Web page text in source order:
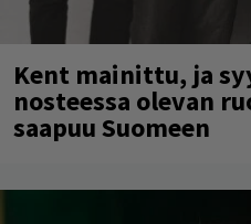
Kent mainittu, ja
nosteessa olevan
saapuu Suomeen